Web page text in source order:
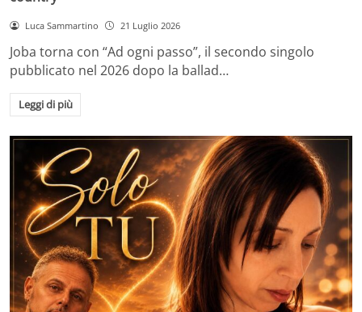
Luca Sammartino 21 Luglio 2026
Joba torna con “Ad ogni passo”, il secondo singolo
pubblicato nel 2026 dopo la ballad…
Leggi di più